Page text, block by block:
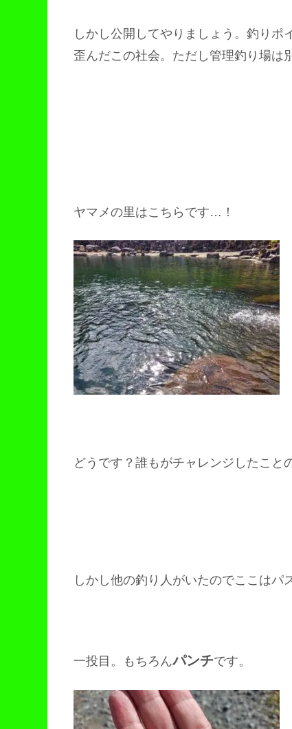
しかし公開してやりましょう。釣りポ
歪んだこの社会。ただし管理釣り場は
ヤマメの里はこちらです…！
どうです？誰もがチャレンジしたこと
しかし他の釣り人がいたのでここはパ
一投目。もちろんパンチです。